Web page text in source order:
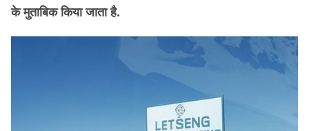
के मुताबिक किया जाता है.